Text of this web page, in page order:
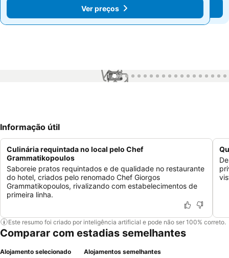
Ver preços
Ver preços
1 / 97
Informação útil
Culinária requintada no local pelo Chef
Grammatikopoulos
Saboreie pratos requintados e de qualidade no restaurante
do hotel, criados pelo renomado Chef Giorgos
Grammatikopoulos, rivalizando com estabelecimentos de
primeira linha.
Este resumo foi criado por inteligência artificial e pode não ser 100% correto.
Comparar com estadias semelhantes
Alojamento selecionado Alojamentos semelhantes